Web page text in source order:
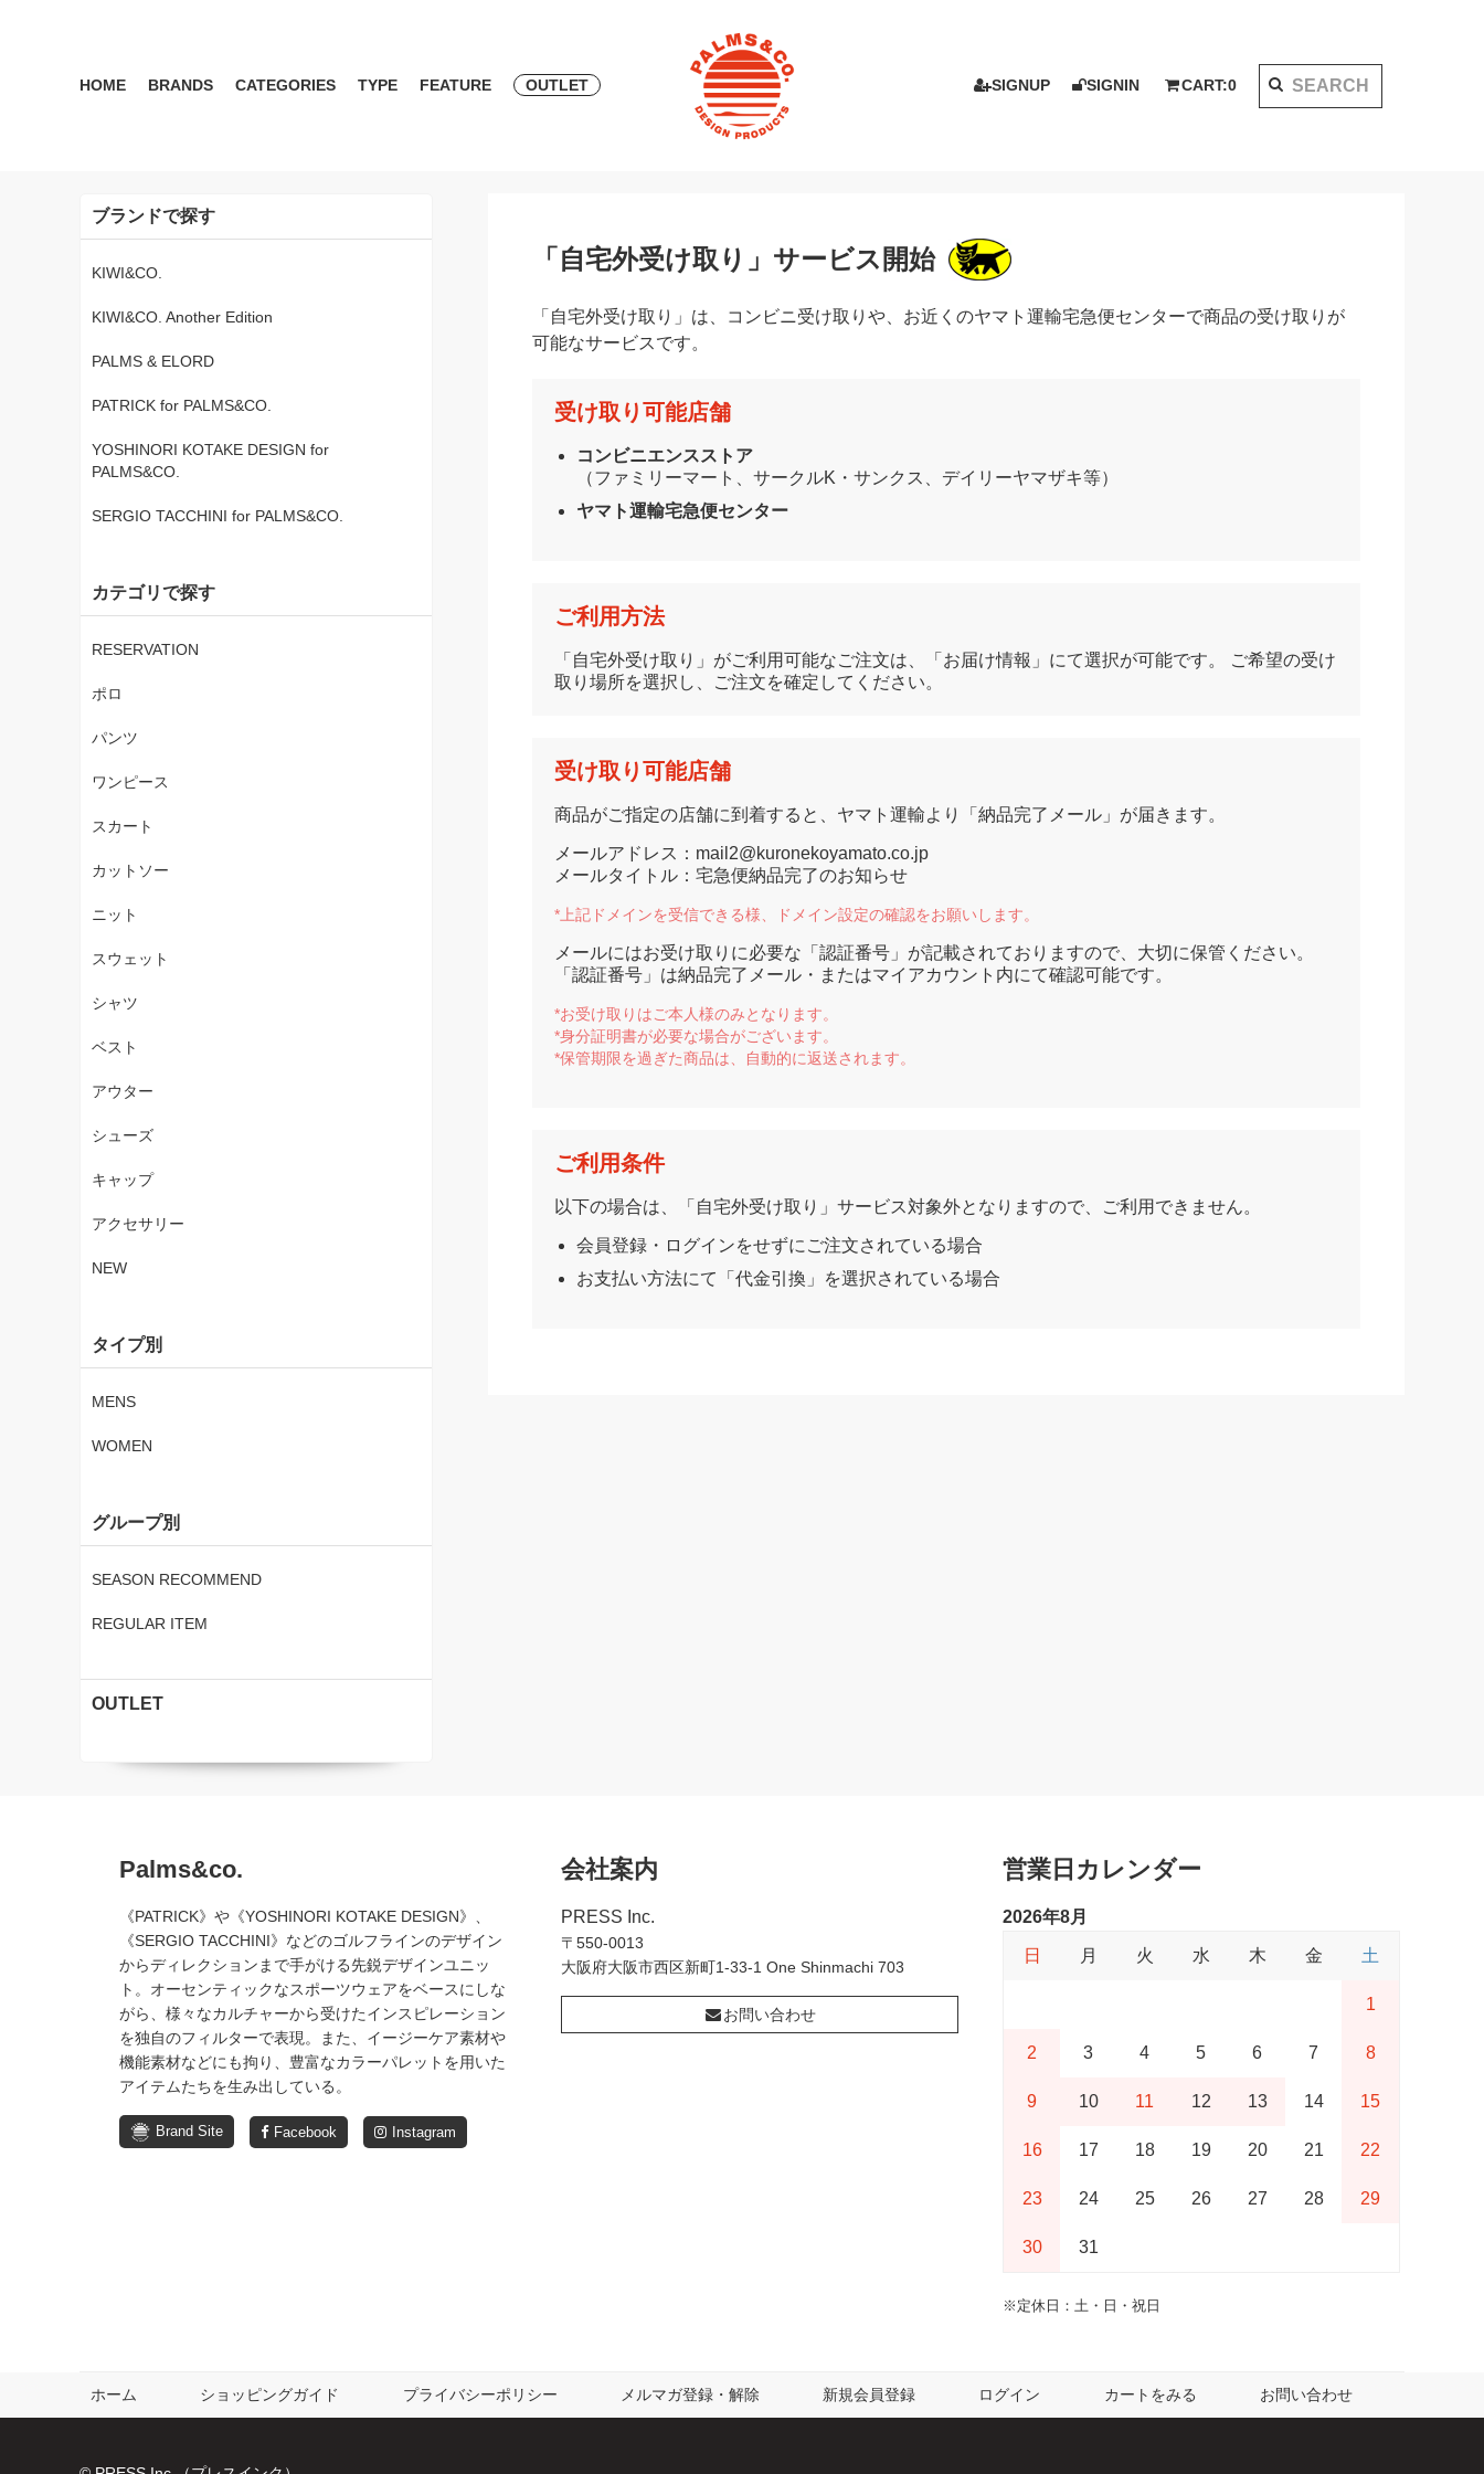
HOME BRANDS
SERGIO TACCHINI for PALMS&CO.
CATEGORIES
シューズ キャップ アクセサリー
TYPE FEATURE
LOOK BOOK 2021 AW LOOK BOOK 2022 SS LOOK BOOK 2022 AW
OUTLET SIGNUP SIGNIN CART:0
「自宅外受け取り」サービス開始
「自宅外受け取り」は、コンビニ受け取りや、お近くのヤマト運輸宅急便センターで商品の受け取りが
可能なサービスです。
受け取り可能店舗
コンビニエンスストア
（ファミリーマート、サークルK・サンクス、デイリーヤマザキ等）
ヤマト運輸宅急便センター
ご利用方法
「自宅外受け取り」がご利用可能なご注文は、「お届け情報」にて選択が可能です。 ご希望の受け
取り場所を選択し、ご注文を確定してください。
受け取り可能店舗
商品がご指定の店舗に到着すると、ヤマト運輸より「納品完了メール」が届きます。
メールアドレス：mail2@kuronekoyamato.co.jp
メールタイトル：宅急便納品完了のお知らせ
*上記ドメインを受信できる様、ドメイン設定の確認をお願いします。
メールにはお受け取りに必要な「認証番号」が記載されておりますので、大切に保管ください。
「認証番号」は納品完了メール・またはマイアカウント内にて確認可能です。
*お受け取りはご本人様のみとなります。
*身分証明書が必要な場合がございます。
*保管期限を過ぎた商品は、自動的に返送されます。
ご利用条件
以下の場合は、「自宅外受け取り」サービス対象外となりますので、ご利用できません。
会員登録・ログインをせずにご注文されている場合
お支払い方法にて「代金引換」を選択されている場合
ブランドで探す
KIWI&CO.
KIWI&CO. Another Edition
PALMS & ELORD
PATRICK for PALMS&CO.
YOSHINORI KOTAKE DESIGN for
PALMS&CO.
SERGIO TACCHINI for PALMS&CO.
カテゴリで探す
RESERVATION
ポロ
パンツ
ワンピース
スカート
カットソー
ニット
スウェット
シャツ
ベスト
アウター
シューズ
キャップ
アクセサリー
NEW
タイプ別
MENS
WOMEN
グループ別
SEASON RECOMMEND
REGULAR ITEM
OUTLET
Palms&co.
《PATRICK》や《YOSHINORI KOTAKE DESIGN》、
《SERGIO TACCHINI》などのゴルフラインのデザイン
からディレクションまで手がける先鋭デザインユニッ
ト。オーセンティックなスポーツウェアをベースにしな
がら、様々なカルチャーから受けたインスピレーション
を独自のフィルターで表現。また、イージーケア素材や
機能素材などにも拘り、豊富なカラーパレットを用いた
アイテムたちを生み出している。
Brand Site Facebook Instagram
会社案内
PRESS Inc.
〒550-0013
大阪府大阪市西区新町1-33-1 One Shinmachi 703
お問い合わせ
営業日カレンダー
2026年8月
日 月 火 水 木 金 土
1
2 3 4 5 6 7 8
9 10 11 12 13 14 15
16 17 18 19 20 21 22
23 24 25 26 27 28 29
30 31
※定休日：土・日・祝日
ホーム ショッピングガイド プライバシーポリシー メルマガ登録・解除 新規会員登録 ログイン カートをみる お問い合わせ